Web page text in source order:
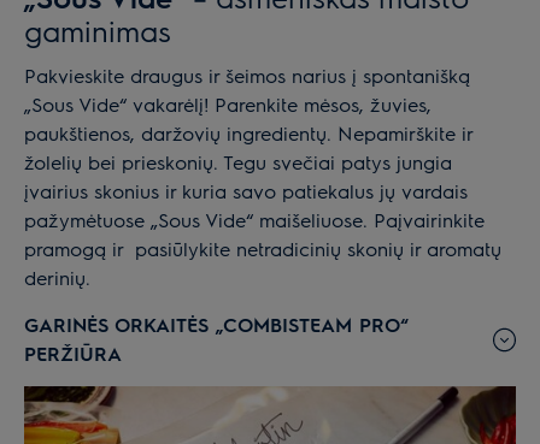
gaminimas
Pakvieskite draugus ir šeimos narius į spontanišką
„Sous Vide“ vakarėlį! Parenkite mėsos, žuvies,
paukštienos, daržovių ingredientų. Nepamirškite ir
žolelių bei prieskonių. Tegu svečiai patys jungia
įvairius skonius ir kuria savo patiekalus jų vardais
pažymėtuose „Sous Vide“ maišeliuose. Paįvairinkite
pramogą ir pasiūlykite netradicinių skonių ir aromatų
derinių.
GARINĖS ORKAITĖS „COMBISTEAM PRO“
PERŽIŪRA